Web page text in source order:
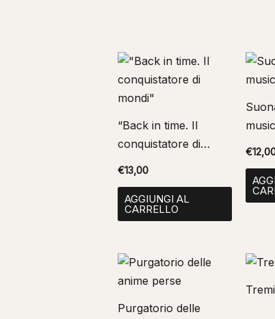
“Back in time. Il
conquistatore di
mondi”
€13,00
AGGIUNGI AL
CARRELLO
€
Purgatorio delle